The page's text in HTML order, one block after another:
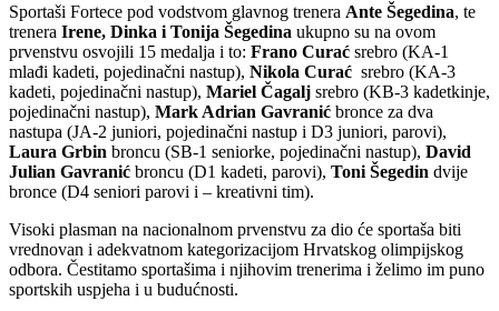
Sportaši Fortece pod vodstvom glavnog trenera Ante Šegedina, te
trenera Irene, Dinka i Tonija Šegedina ukupno su na ovom
prvenstvu osvojili 15 medalja i to: Frano Curać srebro (KA-1
mlađi kadeti, pojedinačni nastup), Nikola Curać srebro (KA-3
kadeti, pojedinačni nastup), Mariel Čagalj srebro (KB-3 kadetkinje,
pojedinačni nastup), Mark Adrian Gavranić bronce za dva
nastupa (JA-2 juniori, pojedinačni nastup i D3 juniori, parovi),
Laura Grbin broncu (SB-1 seniorke, pojedinačni nastup), David
Julian Gavranić broncu (D1 kadeti, parovi), Toni Šegedin dvije
bronce (D4 seniori parovi i – kreativni tim).
Visoki plasman na nacionalnom prvenstvu za dio će sportaša biti
vrednovan i adekvatnom kategorizacijom Hrvatskog olimpijskog
odbora. Čestitamo sportašima i njihovim trenerima i želimo im puno
sportskih uspjeha i u budućnosti.